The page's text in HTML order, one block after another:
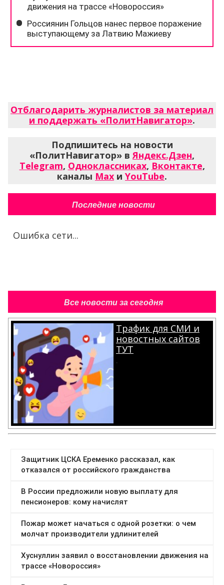
Отблагодарить журналистов за материал
и поддержать «ПолитНавигатор».
Подпишитесь на новости
«ПолитНавигатор» вЯндекс.Дзен,
Telegram, Одноклассниках, Вконтакте,
каналы Max и YouTube.
Последние новости
Ошибка сети...
Все новости за сегодня
Трафик для СМИ и
новостных сайтов
ТУТ
.